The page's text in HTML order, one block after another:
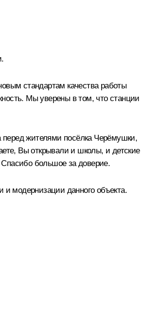
стандартам качества работы
Мы уверены в том, что станции
жителями посёлка Черёмушки,
Вы открывали и школы, и детские
большое за доверие.
и модернизации данного объекта.